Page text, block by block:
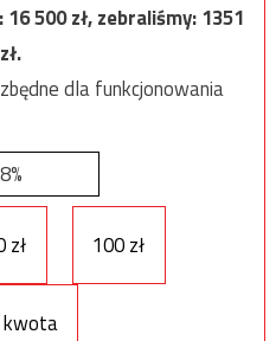
16 500zł, zebraliśmy:1351
zł.
dla funkcjonowania
8%
zł 100 zł
kwota